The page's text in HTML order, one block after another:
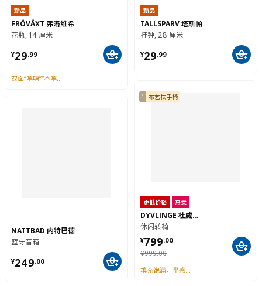
新品
FRÖVÄXT 弗洛维希
花瓶, 14 厘米
¥29.99
¥ 29.99
NATTBAD 内特巴德
蓝牙音箱
¥249.00
¥ 249.00
新品
TALLSPARV 塔斯帕
挂钟, 28 厘米
¥29.99
¥ 29.99
1 布艺扶手椅
更低价格 热卖
DYVLINGE 杜威林格
休闲转椅
¥999.00
¥ 999.00
¥799.00
¥ 799.00